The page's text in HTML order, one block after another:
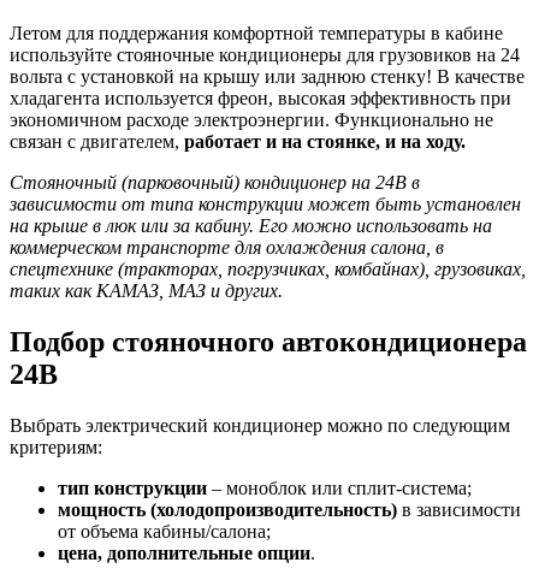
Летом для поддержания комфортной температуры в кабине
используйте стояночные кондиционеры для грузовиков на 24
вольта с установкой на крышу или заднюю стенку! В качестве
хладагента используется фреон, высокая эффективность при
экономичном расходе электроэнергии. Функционально не
связан с двигателем, работает и на стоянке, и на ходу.
Стояночный (парковочный) кондиционер на 24В в
зависимости от типа конструкции может быть установлен
на крыше в люк или за кабину. Его можно использовать на
коммерческом транспорте для охлаждения салона, в
спецтехнике (тракторах, погрузчиках, комбайнах), грузовиках,
таких как КАМАЗ, МАЗ и других.
Подбор стояночного автокондиционера
24В
Выбрать электрический кондиционер можно по следующим
критериям:
тип конструкции – моноблок или сплит-система;
мощность (холодопроизводительность) в зависимости
от объема кабины/салона;
цена, дополнительные опции.